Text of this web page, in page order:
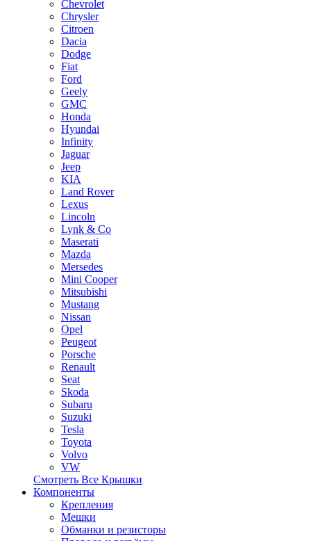
Chevrolet
Chrysler
Citroen
Dacia
Dodge
Fiat
Ford
Geely
GMC
Honda
Hyundai
Infinity
Jaguar
Jeep
KIA
Land Rover
Lexus
Lincoln
Lynk & Co
Maserati
Mazda
Mersedes
Mini Cooper
Mitsubishi
Mustang
Nissan
Opel
Peugeot
Porsche
Renault
Seat
Skoda
Subaru
Suzuki
Tesla
Toyota
Volvo
VW
Смотреть Все Крышки
Компоненты
Крепления
Мешки
Обманки и резисторы